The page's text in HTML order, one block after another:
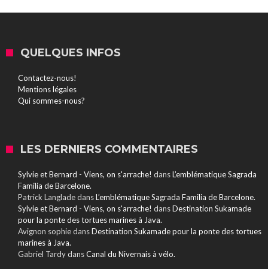
QUELQUES INFOS
Contactez-nous!
Mentions légales
Qui sommes-nous?
LES DERNIERS COMMENTAIRES
Sylvie et Bernard - Viens, on s'arrache! dansL’emblématique Sagrada
Familia de Barcelone.
Patrick LangladedansL’emblématique Sagrada Familia de Barcelone.
Sylvie et Bernard - Viens, on s'arrache! dansDestination Sukamade
pour la ponte des tortues marines à Java.
Avignon sophiedansDestination Sukamade pour la ponte des tortues
marines à Java.
Gabriel TardydansCanal du Nivernais à vélo.